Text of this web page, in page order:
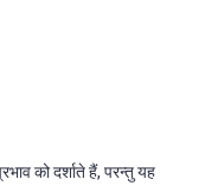
को दर्शाते हैं, परन्तु यह